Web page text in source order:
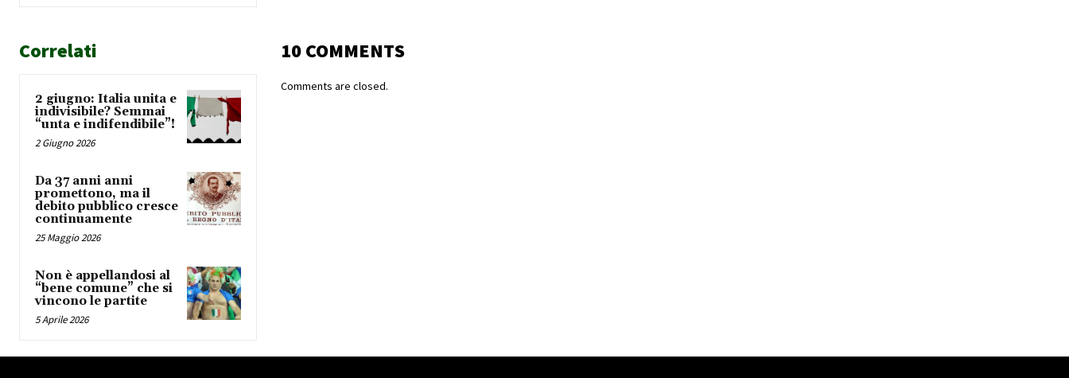
Correlati
2 giugno: Italia unita e
indivisibile? Semmai
“unta e indifendibile”!
2 Giugno 2026
Da 37 anni anni
promettono, ma il
debito pubblico cresce
continuamente
25 Maggio 2026
Non è appellandosi al
“bene comune” che si
vincono le partite
5 Aprile 2026
10 COMMENTS
Comments are closed.